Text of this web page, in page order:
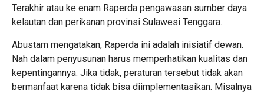
Terakhir atau ke enam Raperda pengawasan sumber daya
kelautan dan perikanan provinsi Sulawesi Tenggara.
Abustam mengatakan, Raperda ini adalah inisiatif dewan.
Nah dalam penyusunan harus memperhatikan kualitas dan
kepentingannya. Jika tidak, peraturan tersebut tidak akan
bermanfaat karena tidak bisa diimplementasikan. Misalnya